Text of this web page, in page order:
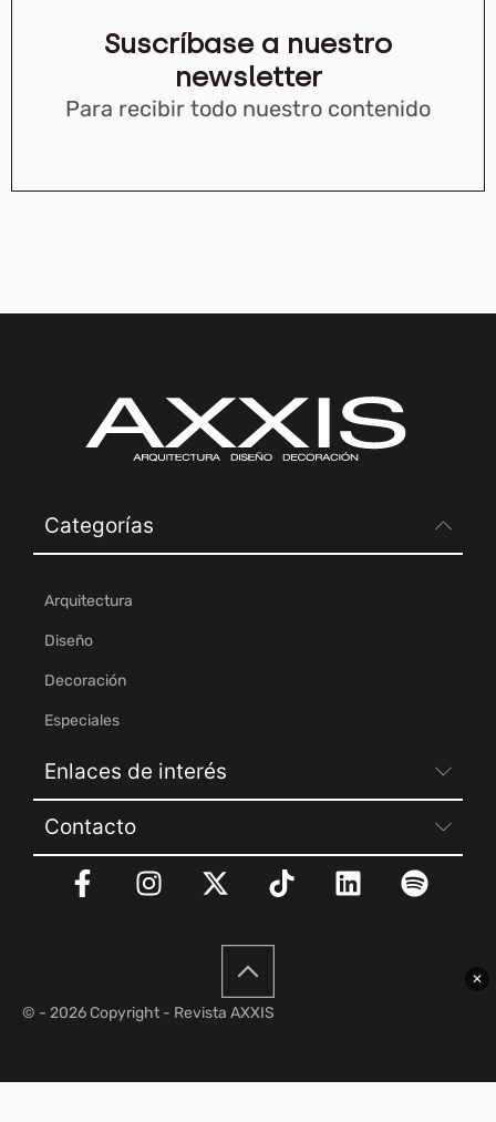
Suscríbase a nuestro
newsletter
Para recibir todo nuestro contenido
✕
Categorías
Arquitectura
Diseño
Decoración
Especiales
Enlaces de interés
Contacto
© - 2026 Copyright - Revista AXXIS